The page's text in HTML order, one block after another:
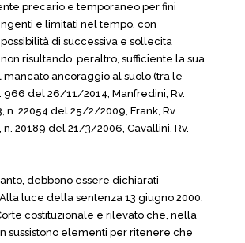
precario e temporaneo per fini
e limitati nel tempo, con
di successiva e sollecita
risultando, peraltro, sufficiente la sua
mancato ancoraggio al suolo (tra le
966 del 26/11/2014, Manfredini, Rv.
n. 22054 del 25/2/2009, Frank, Rv.
n. 20189 del 21/3/2006, Cavallini, Rv.
debbono essere dichiarati
luce della sentenza 13 giugno 2000,
costituzionale e rilevato che, nella
sussistono elementi per ritenere che